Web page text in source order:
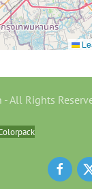
- All Rights